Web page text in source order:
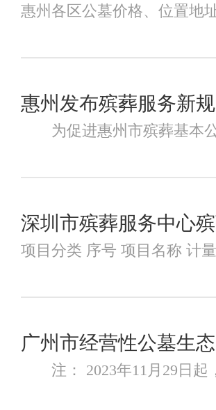
惠州各区公墓价格、位置地
惠州发布殡葬服务新
为促进惠州市殡葬基本公
深圳市殡葬服务中心
项目分类 序号 项目名称 计
广州市经营性公墓生
注： 2023年11月29日起